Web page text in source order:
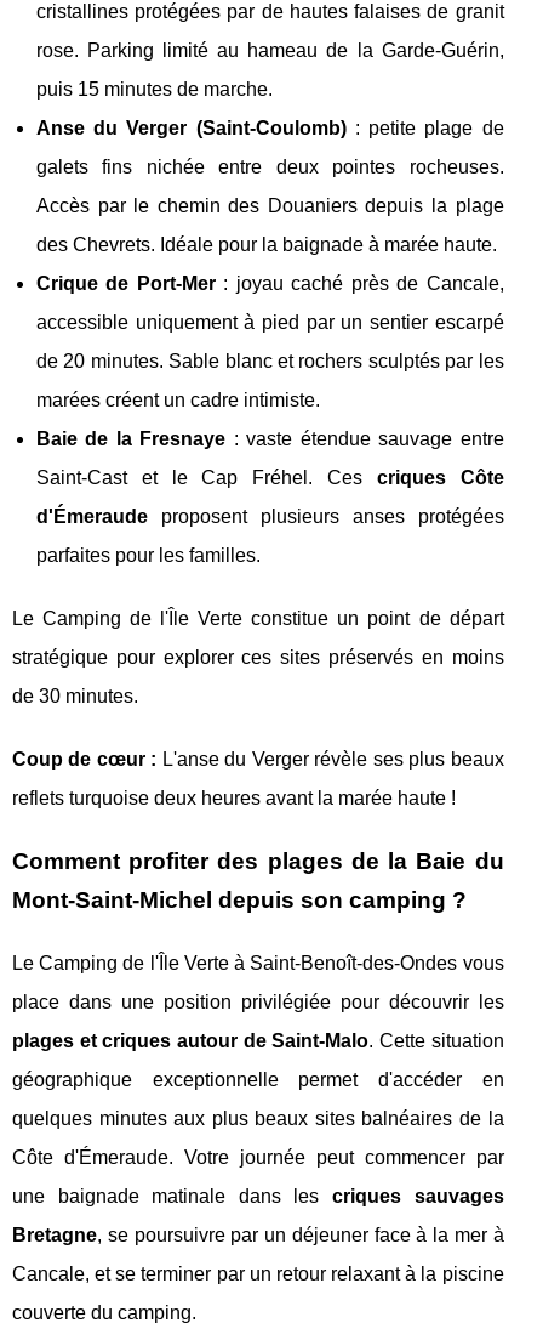
cristallines protégées par de hautes falaises de granit
rose. Parking limité au hameau de la Garde-Guérin,
puis 15 minutes de marche.
Anse du Verger (Saint-Coulomb): petite plage de
galets fins nichée entre deux pointes rocheuses.
Accès par le chemin des Douaniers depuis la plage
des Chevrets. Idéale pour la baignade à marée haute.
Crique de Port-Mer: joyau caché près de Cancale,
accessible uniquement à pied par un sentier escarpé
de 20 minutes. Sable blanc et rochers sculptés par les
marées créent un cadre intimiste.
Baie de la Fresnaye : vaste étendue sauvage entre
Saint-Cast et le Cap Fréhel. Ces criques Côte
d'Émeraude proposent plusieurs anses protégées
parfaites pour les familles.
Le Camping de l'Île Verte constitue un point de départ
stratégique pour explorer ces sites préservés en moins
de 30 minutes.
Coup de cœur : L'anse du Verger révèle ses plus beaux
reflets turquoise deux heures avant la marée haute !
Comment profiter des plages de la Baie du
Mont-Saint-Michel depuis son camping ?
Le Camping de l'Île Verte à Saint-Benoît-des-Ondes vous
place dans une position privilégiée pour découvrir les
plages et criques autour de Saint-Malo. Cette situation
géographique exceptionnelle permet d'accéder en
quelques minutes aux plus beaux sites balnéaires de la
Côte d'Émeraude. Votre journée peut commencer par
une baignade matinale dans les criques sauvages
Bretagne, se poursuivre par un déjeuner face à la mer à
Cancale, et se terminer par un retour relaxant à la piscine
couverte du camping.